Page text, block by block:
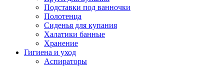
Подставки под ванночки
Полотенца
Сиденья для купания
Халатики банные
Хранение
Гигиена и уход
Аспираторы